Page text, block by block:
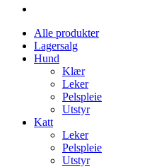
Alle produkter
Lagersalg
Hund
Klær
Leker
Pelspleie
Utstyr
Katt
Leker
Pelspleie
Utstyr